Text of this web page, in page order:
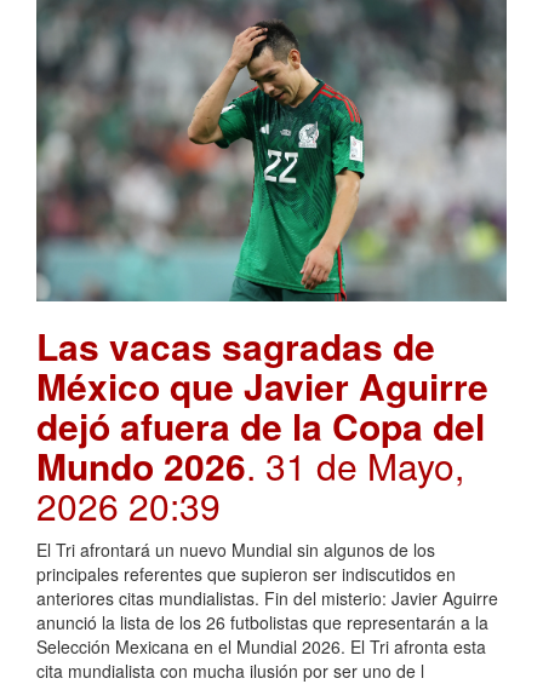
Las vacas sagradas de
México que Javier Aguirre
dejó afuera de la Copa del
Mundo 2026. 31 de Mayo,
2026 20:39
El Tri afrontará un nuevo Mundial sin algunos de los
principales referentes que supieron ser indiscutidos en
anteriores citas mundialistas. Fin del misterio: Javier Aguirre
anunció la lista de los 26 futbolistas que representarán a la
Selección Mexicana en el Mundial 2026. El Tri afronta esta
cita mundialista con mucha ilusión por ser uno de l